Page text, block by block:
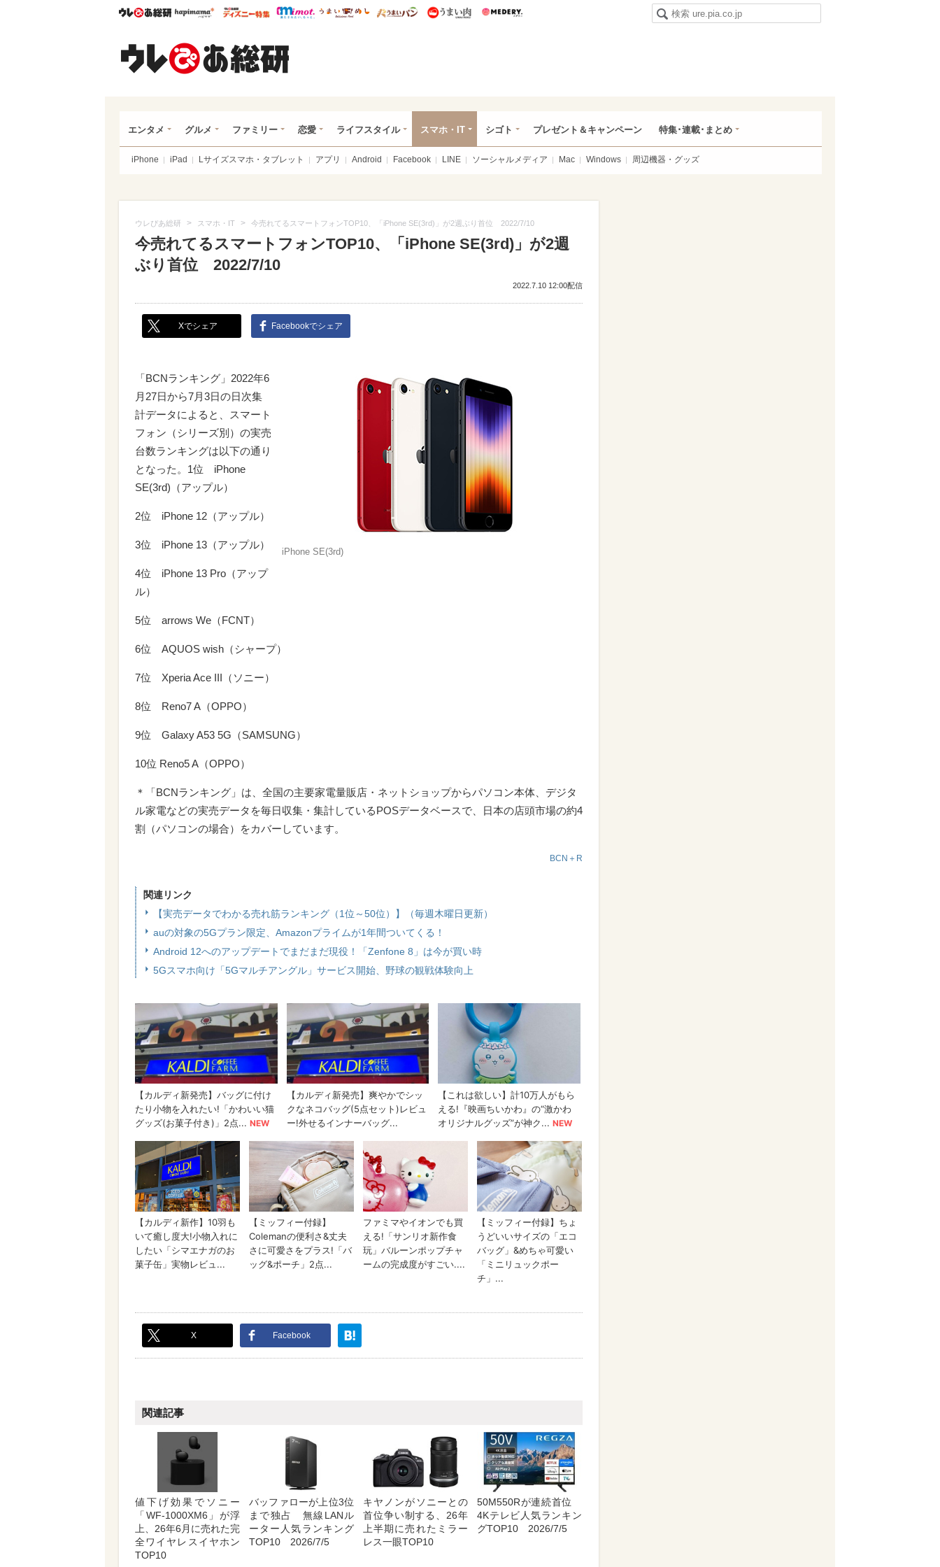
ウレぴあ総研ハピママ* ウレぴあ総研 ディズニー特集
mimot. うまいめし うまいパン うまい肉
エンタメ グルメ ファミリー 恋愛 ライフスタイル スマホ・IT シゴト プレゼント＆キャンペーン 特集･連載･まとめ
iPhone iPad Lサイズスマホ・タブレット アプリ Android Facebook LINE ソーシャルメディア Mac Windows 周辺機器・グッズ
ウレぴあ総研 > スマホ・IT > 今売れてるスマートフォンTOP10、「iPhone SE(3rd)」が2週ぶり首位 2022/7/10
今売れてるスマートフォンTOP10、「iPhone SE(3rd)」が2週
ぶり首位 2022/7/10
2022.7.10 12:00配信
Xでシェア Facebookでシェア
iPhone SE(3rd)
「BCNランキング」2022年6
月27日から7月3日の日次集
計データによると、スマート
フォン（シリーズ別）の実売
台数ランキングは以下の通り
となった。1位 iPhone
SE(3rd)（アップル）
2位 iPhone 12（アップル）
3位 iPhone 13（アップル）
4位 iPhone 13 Pro（アップ
ル）
5位 arrows We（FCNT）
6位 AQUOS wish（シャープ）
7位 Xperia Ace III（ソニー）
8位 Reno7 A（OPPO）
9位 Galaxy A53 5G（SAMSUNG）
10位 Reno5 A（OPPO）
＊「BCNランキング」は、全国の主要家電量販店・ネットショップからパソコン本体、デジタ
ル家電などの実売データを毎日収集・集計しているPOSデータベースで、日本の店頭市場の約4
割（パソコンの場合）をカバーしています。
BCN＋R
関連リンク
【実売データでわかる売れ筋ランキング（1位～50位）】（毎週木曜日更新）
auの対象の5Gプラン限定、Amazonプライムが1年間ついてくる！
Android 12へのアップデートでまだまだ現役！「Zenfone 8」は今が買い時
5Gスマホ向け「5Gマルチアングル」サービス開始、野球の観戦体験向上
X Facebook
関連記事
値下げ効果でソニー
「WF-1000XM6」が浮
上、26年6月に売れた完
全ワイヤレスイヤホン
TOP10
バッファローが上位3位
まで独占 無線LANル
ーター人気ランキング
TOP10 2026/7/5
キヤノンがソニーとの
首位争い制する、26年
上半期に売れたミラー
レス一眼TOP10
50M550Rが連続首位
4Kテレビ人気ランキン
グTOP10 2026/7/5